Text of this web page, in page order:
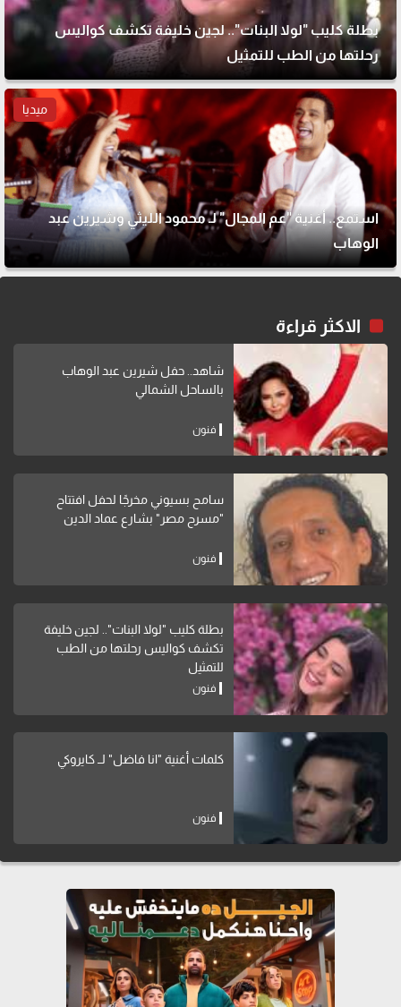
بطلة كليب "لولا البنات".. لجين خليفة تكشف كواليس
رحلتها من الطب للتمثيل
ميديا
استمع.. أغنية "عم المجال" لـ محمود الليثي وشيرين عبد
الوهاب
الاكثر قراءة
شاهد.. حفل شيرين عبد الوهاب
بالساحل الشمالي
فنون
سامح بسيوني مخرجًا لحفل افتتاح
"مسرح مصر" بشارع عماد الدين
فنون
بطلة كليب "لولا البنات".. لجين خليفة
تكشف كواليس رحلتها من الطب
للتمثيل
فنون
كلمات أغنية "انا فاضل" لــ كايروكي
فنون